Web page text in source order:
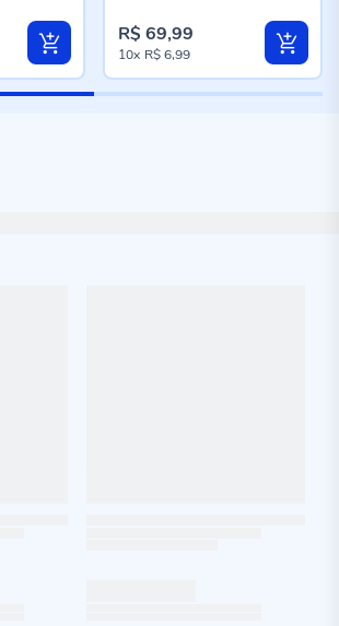
R$ 69,99
10x R$ 6,99